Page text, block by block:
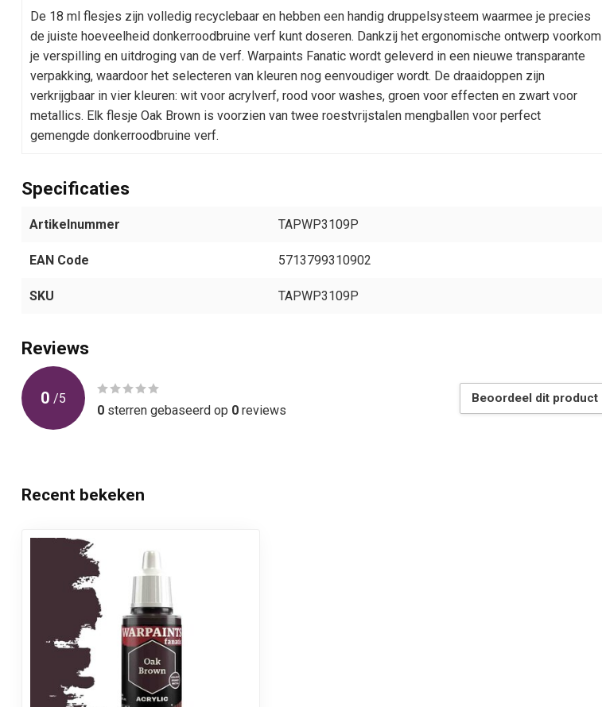
De 18 ml flesjes zijn volledig recyclebaar en hebben een handig druppelsysteem waarmee je precies
de juiste hoeveelheid donkerroodbruine verf kunt doseren. Dankzij het ergonomische ontwerp voorkom
je verspilling en uitdroging van de verf. Warpaints Fanatic wordt geleverd in een nieuwe transparante
verpakking, waardoor het selecteren van kleuren nog eenvoudiger wordt. De draaidoppen zijn
verkrijgbaar in vier kleuren: wit voor acrylverf, rood voor washes, groen voor effecten en zwart voor
metallics. Elk flesje Oak Brown is voorzien van twee roestvrijstalen mengballen voor perfect
gemengde donkerroodbruine verf.
Specificaties
Artikelnummer TAPWP3109P
EAN Code 5713799310902
SKU TAPWP3109P
Reviews
0 /5
0 sterren gebaseerd op 0 reviews
Beoordeel dit product
Recent bekeken